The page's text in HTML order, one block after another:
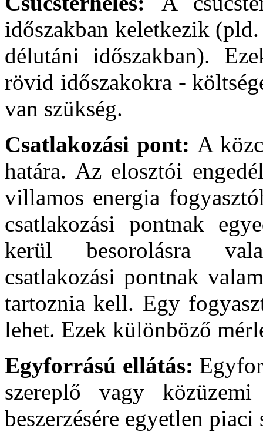
időszakban keletkezik
délutáni időszakban).
rövid időszakokra -
van szükség.
Csatlakozási pont: A
határa. Az elosztói
villamos energia
csatlakozási pontnak
kerül besorolásra
csatlakozási pontnak
tartoznia kell. Egy
lehet. Ezek különböző
Egyforrású ellátás:
szereplő vagy
beszerzésére egyetlen